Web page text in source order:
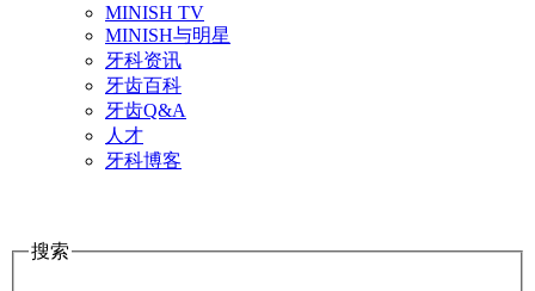
MINISH TV
MINISH与明星
牙科资讯
牙齿百科
牙齿Q&A
人才
牙科博客
搜索